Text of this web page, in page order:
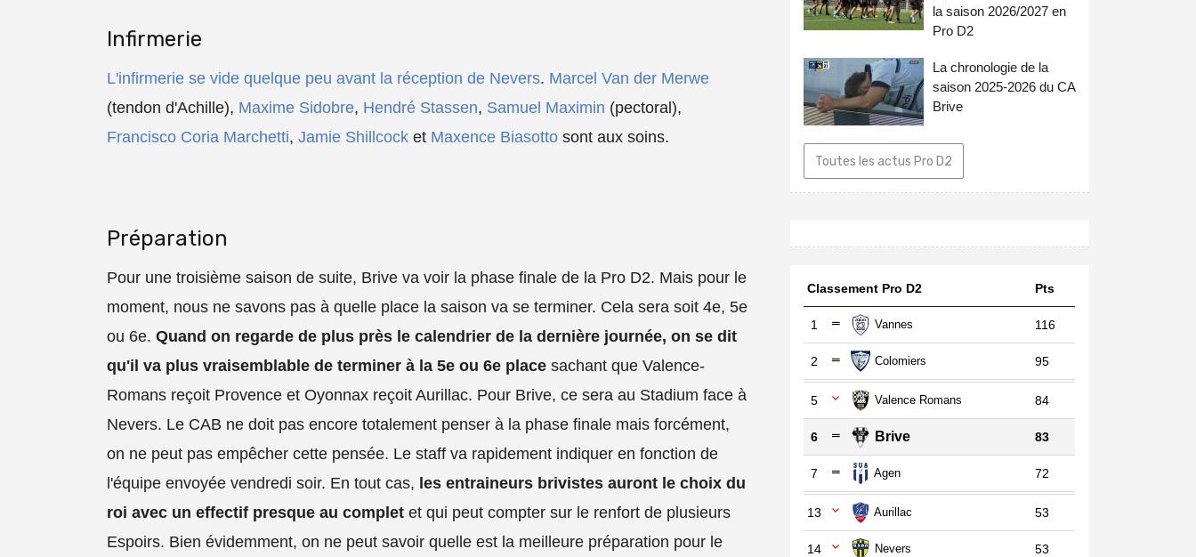
Infirmerie
L'infirmerie se vide quelque peu avant la réception de Nevers. Marcel Van der Merwe
(tendon d'Achille), Maxime Sidobre, Hendré Stassen, Samuel Maximin (pectoral),
Francisco Coria Marchetti, Jamie Shillcock et Maxence Biasotto sont aux soins.
Préparation
Pour une troisième saison de suite, Brive va voir la phase finale de la Pro D2. Mais pour le
moment, nous ne savons pas à quelle place la saison va se terminer. Cela sera soit 4e, 5e
ou 6e. Quand on regarde de plus près le calendrier de la dernière journée, on se dit
qu'il va plus vraisemblable de terminer à la 5e ou 6e place sachant que Valence-
Romans reçoit Provence et Oyonnax reçoit Aurillac. Pour Brive, ce sera au Stadium face à
Nevers. Le CAB ne doit pas encore totalement penser à la phase finale mais forcément,
on ne peut pas empêcher cette pensée. Le staff va rapidement indiquer en fonction de
l'équipe envoyée vendredi soir. En tout cas, les entraineurs brivistes auront le choix du
roi avec un effectif presque au complet et qui peut compter sur le renfort de plusieurs
Espoirs. Bien évidemment, on ne peut savoir quelle est la meilleure préparation pour le
la saison 2026/2027 en
Pro D2
La chronologie de la
saison 2025-2026 du CA
Brive
Toutes les actus Pro D2
Classement Pro D2 Pts
1 Vannes 116
2 Colomiers 95
5 Valence Romans 84
6 Brive 83
7 Agen 72
13 Aurillac 53
14 Nevers 53